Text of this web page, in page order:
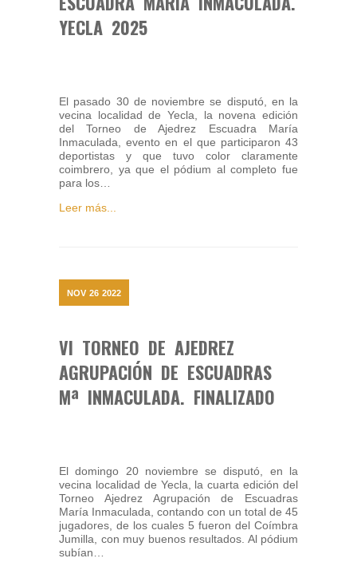
YECLA 2025
El pasado 30 de noviembre se disputó, en la
vecina localidad de Yecla, la novena edición
del Torneo de Ajedrez Escuadra María
Inmaculada, evento en el que participaron 43
deportistas y que tuvo color claramente
coimbrero, ya que el pódium al completo fue
para los…
Leer más...
NOV 26 2022
VI TORNEO DE AJEDREZ
AGRUPACIÓN DE ESCUADRAS
Mª INMACULADA. FINALIZADO
El domingo 20 noviembre se disputó, en la
vecina localidad de Yecla, la cuarta edición del
Torneo Ajedrez Agrupación de Escuadras
María Inmaculada, contando con un total de 45
jugadores, de los cuales 5 fueron del Coímbra
Jumilla, con muy buenos resultados. Al pódium
subían…